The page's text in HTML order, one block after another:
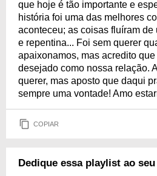
que hoje é tão importante e
história foi uma das melhores
aconteceu; as coisas fluíram de
e repentina... Foi sem querer
apaixonamos, mas acredito
desejado como nossa relação.
querer, mas aposto que daqui
sempre uma vontade! Amo
COPIAR
Dedique essa playlist ao